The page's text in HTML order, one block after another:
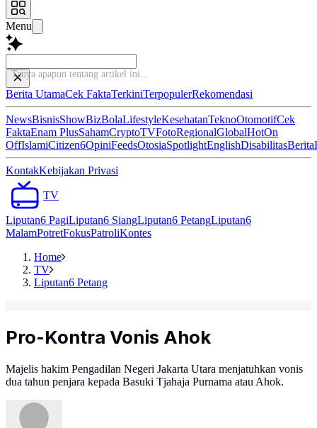
Menu
Tanya apapun tentang artikel ini...
Berita UtamaCek FaktaTerkiniTerpopulerRekomendasi
NewsBisnisShowBizBolaLifestyleKesehatanTeknoOtomotifCek
FaktaEnam PlusSahamCryptoTVFotoRegionalGlobalHotOn
OffIslamiCitizen6OpiniFeedsOtosiaSpotlightEnglishDisabilitasBerita
KontakKebijakan Privasi
TV
Liputan6 PagiLiputan6 SiangLiputan6 PetangLiputan6
MalamPotretFokusPatroliKontes
Home
TV
Liputan6 Petang
Pro-Kontra Vonis Ahok
Majelis hakim Pengadilan Negeri Jakarta Utara menjatuhkan vonis
dua tahun penjara kepada Basuki Tjahaja Purnama atau Ahok.